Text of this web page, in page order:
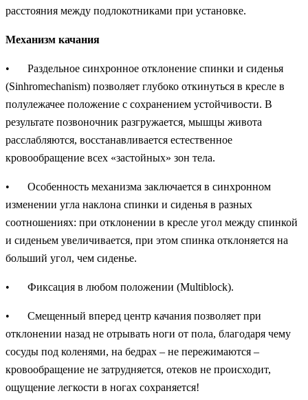
расстояния между подлокотниками при установке.
Механизм качания
•
Раздельное синхронное отклонение спинки и сиденья
(Sinhromechanism) позволяет глубоко откинуться в кресле в
полулежачее положение с сохранением устойчивости. В
результате позвоночник разгружается, мышцы живота
расслабляются, восстанавливается естественное
кровообращение всех «застойных» зон тела.
•
Особенность механизма заключается в синхронном
изменении угла наклона спинки и сиденья в разных
соотношениях: при отклонении в кресле угол между спинкой
и сиденьем увеличивается, при этом спинка отклоняется на
больший угол, чем сиденье.
• Фиксация в любом положении (Multiblock).
•
Смещенный вперед центр качания позволяет при
отклонении назад не отрывать ноги от пола, благодаря чему
сосуды под коленями, на бедрах – не пережимаются –
кровообращение не затрудняется, отеков не происходит,
ощущение легкости в ногах сохраняется!